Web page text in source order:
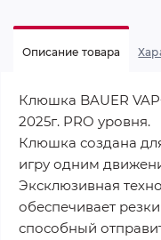
Описание товара
Клюшка BAUER
2025г. PRO уровня.
Клюшка создана
игру одним
Эксклюзивная
обеспечивает
способный